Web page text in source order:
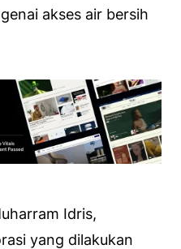
akses air bersih
Idris,
yang dilakukan